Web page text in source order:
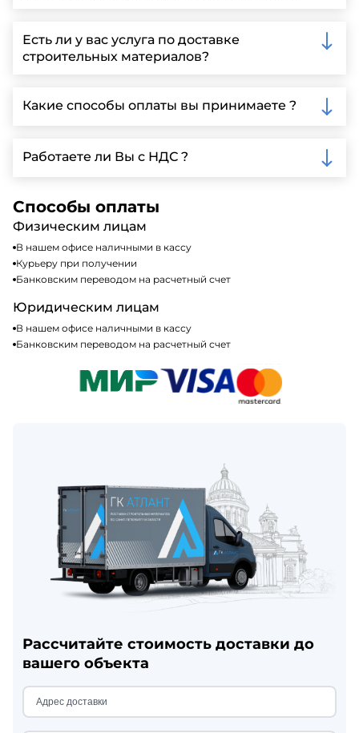
запрос через нашу официальную почту или
заполнить форму на нашем сайте для более
детальной информации и организации встречи.
Есть ли у вас услуга по доставке
строительных материалов?
Ленинградской области, у нас собственный
автопарк, для обеспечения быстрой и надежной
Какие способы оплаты вы принимаете ?
включая наличные, банковские переводы,
кредитные карты. Подробную информацию о
Работаете ли Вы с НДС ?
налогообложения, т.е с НДС 20%
Способы оплаты
Физическим лицам
В нашем офисе наличными в кассу
Курьеру при получении
Банковским переводом на расчетный счет
Юридическим лицам
В нашем офисе наличными в кассу
Банковским переводом на расчетный счет
Рассчитайте стоимость доставки до
вашего объекта